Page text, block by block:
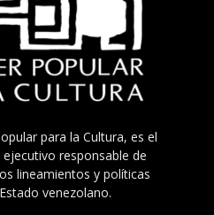
para la Cultura, es el
responsable de
lineamientos y políticas
venezolano.